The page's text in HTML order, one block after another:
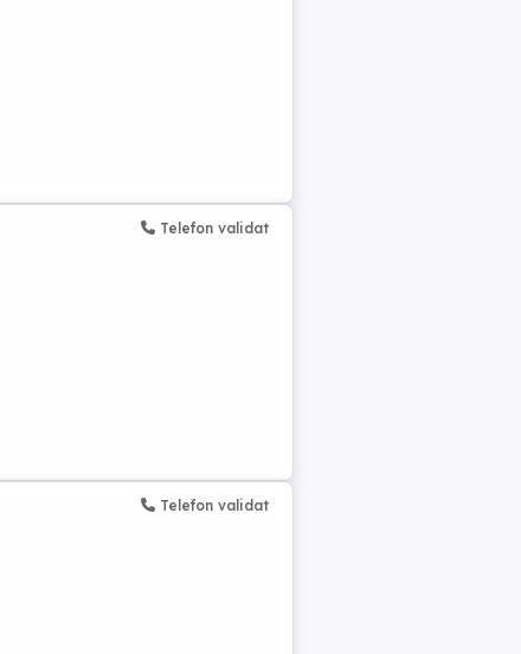
Telefon validat
Telefon validat